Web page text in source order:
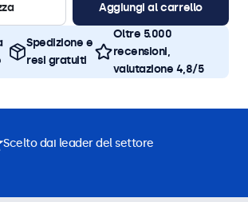
Aggiungi al carrello
Spedizione e
resi gratuiti
Oltre 5.000
recensioni,
valutazione 4,8/5
Scelto dai leader del settore